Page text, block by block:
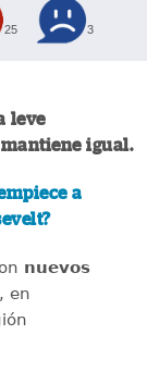
25 3
leve
igual.
a
nuevos
en